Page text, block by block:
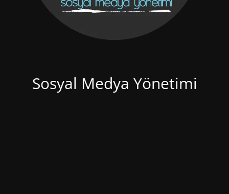
Sosyal Medya Yönetimi